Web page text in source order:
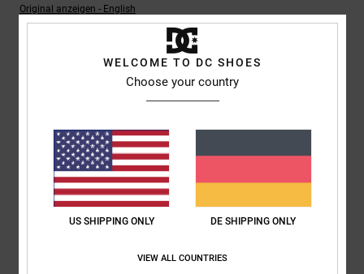
Original anzeigen - English
Komfort: 5/5 Preis-Leistungs-Verhältnis: 5/5 Größe: Perfekte Größe
Ich empfehle dieses Produkt
5/5
4. Juli 2026
Verifizierter Kauf
Komfort: 5/5 Preis-Leistungs-Verhältnis
Material: 5 Farbe: 5
Ich empfehle dieses Produkt
WELCOME TO DC SHOES
Choose your country
US SHIPPING ONLY DE SHIPPING ONLY
VIEW ALL COUNTRIES